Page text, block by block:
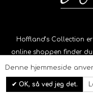
Denne hjemmeside
OK, så ved jeg det.
Hoffland’s Collection
online shoppen finder
Information